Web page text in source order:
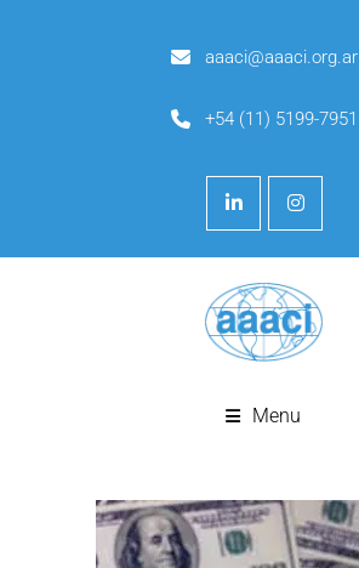
aaaci@aaaci.org.ar
+54 (11) 5199-7951
Menu